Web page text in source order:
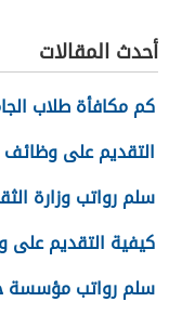
أحدث المقالات
كم مكافأة طلاب
التقديم على وظائف
سلم رواتب وزارة
كيفية التقديم على
سلم رواتب مؤسسة حمد